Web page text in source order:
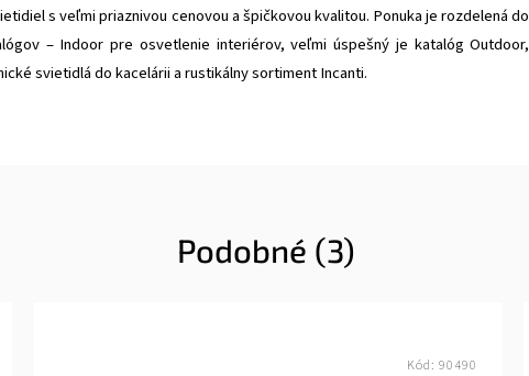
s veľmi priaznivou cenovou a špičkovou kvalitou. Ponuka je rozdelená do
– Indoor pre osvetlenie interiérov, veľmi úspešný je katalóg Outdoor,
svietidlá do kacelárii a rustikálny sortiment Incanti.
Podobné (3)
Kód: 90490